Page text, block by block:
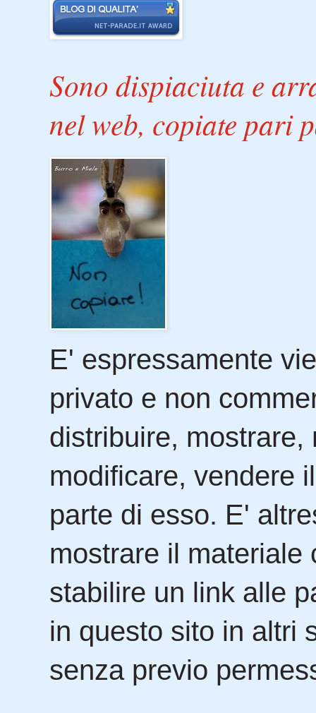
Sono dispiaciuta e
nel web, copiate pari
E' espressamente
privato e non
distribuire,
modificare, vendere
parte di esso. E'
mostrare il materiale
stabilire un link alle
in questo sito in altri
senza previo